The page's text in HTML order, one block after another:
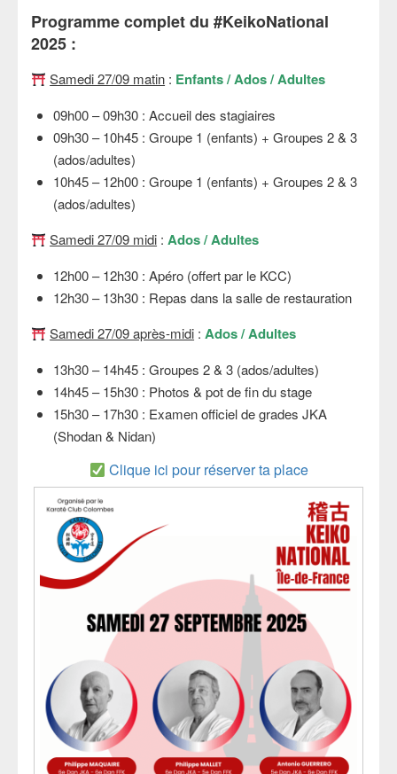
Programme complet du #KeikoNational
2025 :
Samedi 27/09 matin : Enfants / Ados / Adultes
09h00 – 09h30 : Accueil des stagiaires
09h30 – 10h45 : Groupe 1 (enfants) + Groupes 2 & 3
(ados/adultes)
10h45 – 12h00 : Groupe 1 (enfants) + Groupes 2 & 3
(ados/adultes)
Samedi 27/09 midi :Ados / Adultes
12h00 – 12h30 : Apéro (offert par le KCC)
12h30 – 13h30 : Repas dans la salle de restauration
Samedi 27/09 après-midi :Ados / Adultes
13h30 – 14h45 : Groupes 2 & 3 (ados/adultes)
14h45 – 15h30 : Photos & pot de fin du stage
15h30 – 17h30 : Examen officiel de grades JKA
(Shodan & Nidan)
Clique ici pour réserver ta place